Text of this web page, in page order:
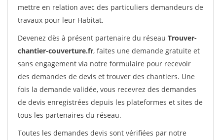
mettre en relation avec des particuliers demandeurs de
travaux pour leur Habitat.
Devenez dès à présent partenaire du réseau Trouver-
chantier-couverture.fr, faites une demande gratuite et
sans engagement via notre formulaire pour recevoir
des demandes de devis et trouver des chantiers. Une
fois la demande validée, vous recevrez des demandes
de devis enregistrées depuis les plateformes et sites de
tous les partenaires du réseau.
Toutes les demandes devis sont vérifiées par notre